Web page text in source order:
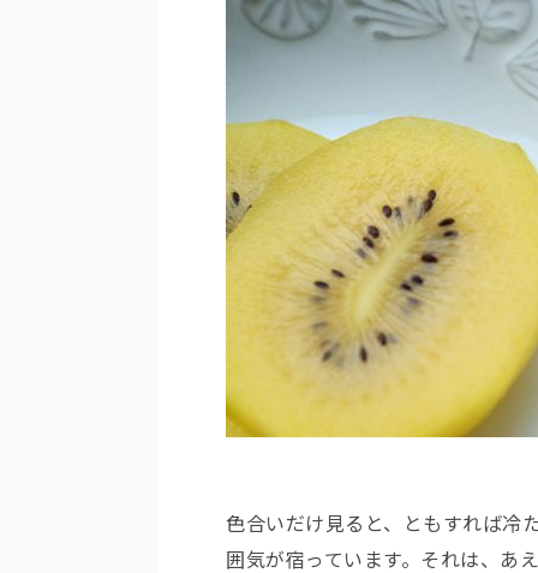
色合いだけ見ると、ともすれば冷
囲気が宿っています。それは、あ